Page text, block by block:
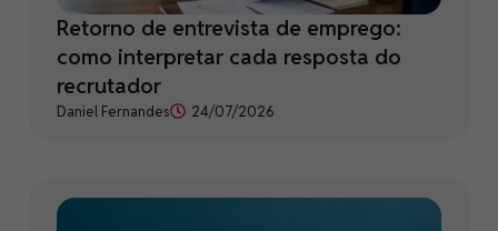
Retorno de entrevista de emprego:
como interpretar cada resposta do
recrutador
Daniel Fernandes 24/07/2026